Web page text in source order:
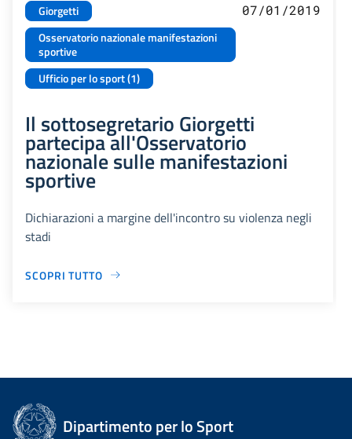
Giorgetti
Osservatorio nazionale manifestazioni
sportive
Ufficio per lo sport (1)
07/01/2019
Il sottosegretario Giorgetti
partecipa all'Osservatorio
nazionale sulle manifestazioni
sportive
Dichiarazioni a margine dell'incontro su violenza negli
stadi
SCOPRI TUTTO
Dipartimento per lo Sport